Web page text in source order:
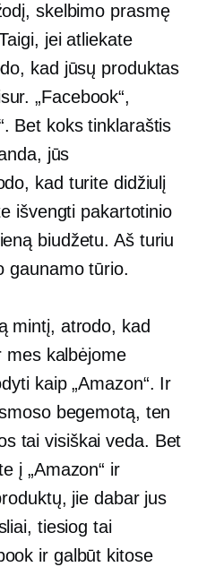
skelbimo prasmę
jei atliekate
kad jūsų produktas
„Facebook“,
Bet koks tinklaraštis
jūs
kad turite didžiulį
išvengti pakartotinio
biudžetu. Aš turiu
gaunamo tūrio.
mintį, atrodo, kad
mes kalbėjome
kaip „Amazon“. Ir
begemotą, ten
tai visiškai veda. Bet
į „Amazon“ ir
jie dabar jus
tiesiog tai
ir galbūt kitose